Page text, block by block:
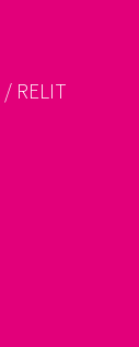
/ RELIT